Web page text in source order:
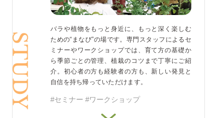
バラや植物をもっと身近に、もっと深く楽しむ
ための“まなび”の場です。専門スタッフによるセ
ミナーやワークショップでは、育て方の基礎か
ら季節ごとの管理、植栽のコツまで丁寧にご紹
介。初心者の方も経験者の方も、新しい発見と
自信を持ち帰っていただけます。
#セミナー #ワークショップ